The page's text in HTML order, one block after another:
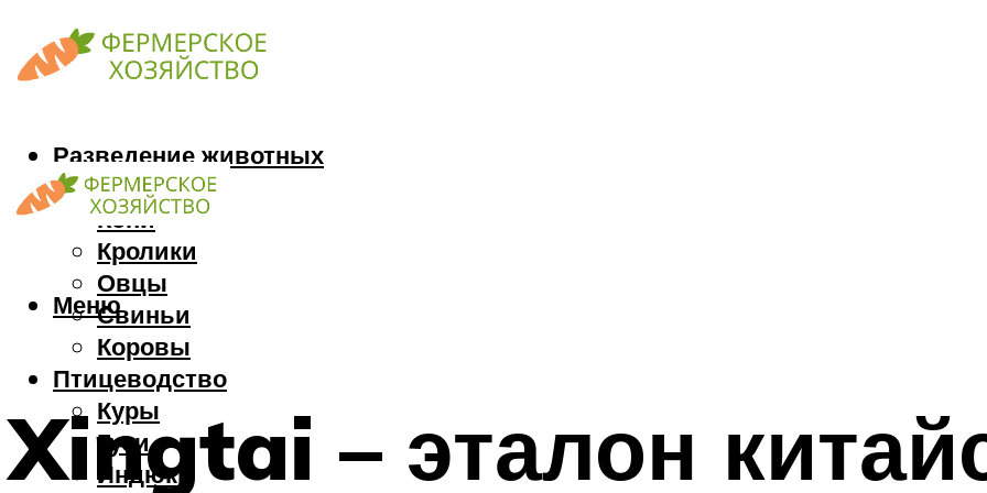
Разведение животных
Козы
Кони
Кролики
Овцы
Свиньи
Коровы
Птицеводство
Куры
Гуси
Индюки
Меню
Xingtai – эталон